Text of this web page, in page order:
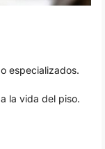
especializados.
la vida del piso.